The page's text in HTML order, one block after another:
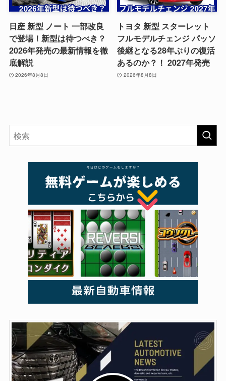
日産 新型 ノート 一部改良
で登場！新型は待つべき？
2026年発売の最新情報を徹
底解説
2026年8月8日
トヨタ 新型 スターレット
フルモデルチェンジ パッソ
後継となる28年ぶりの復活
あるのか？！ 2027年発売
2026年8月8日